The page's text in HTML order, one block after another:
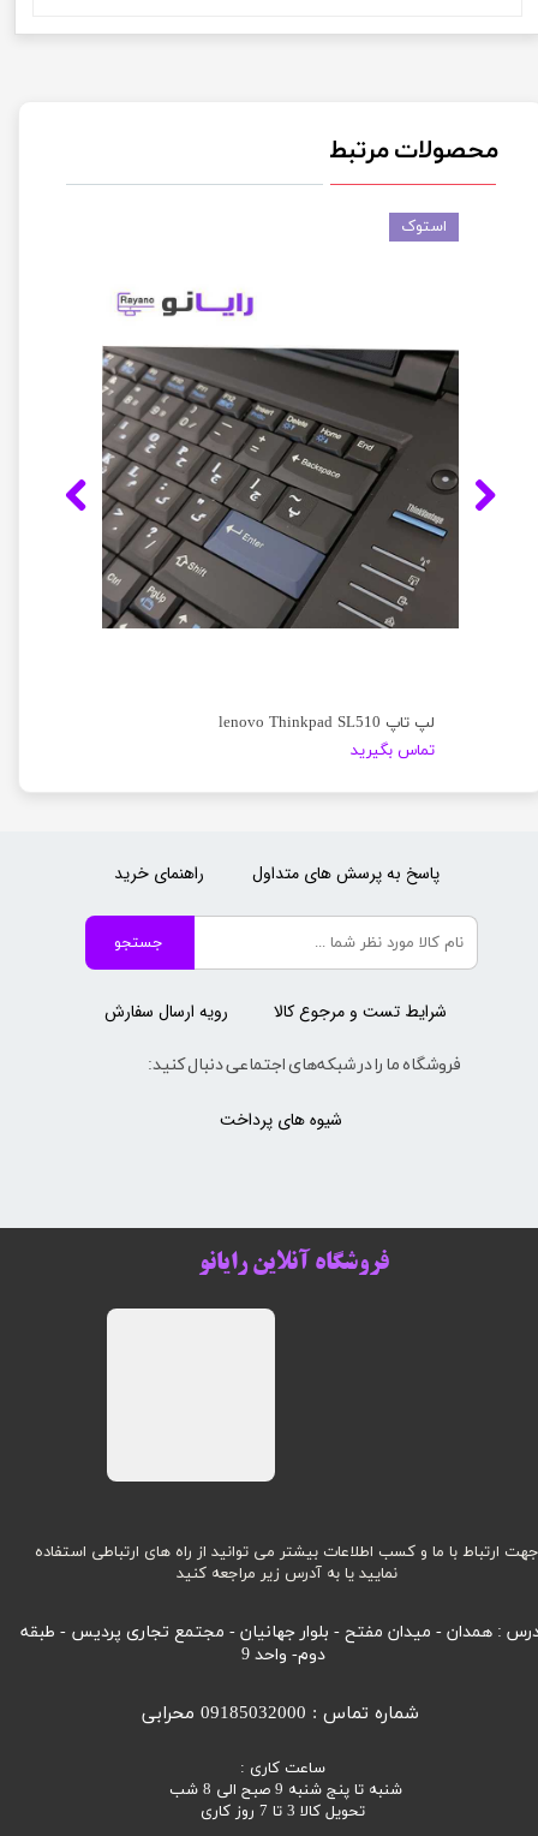
محصولات مرتبط
لپ تاپ lenovo Thinkpad SL510
تماس بگیرید
استوک
جهت ارتباط با ما و کسب اطلاعات بیشتر می توانید از راه های ارتباطی استفاده
نمایید یا به آدرس زیر مراجعه کنید
: همدان - میدان مفتح - بلوار جهانیان - مجتمع تجاری پردیس - طبقه
دوم- واحد 9
ساعت کاری :
شنبه تا پنج شنبه 9 صبح الی 8 شب
تحویل کالا 3 تا 7 روز کاری
شماره تماس : 09185032000 محرابی
فروشگاه آنلاین رایانو
جستجو
فروشگاه ما را در شبکه‌های اجتماعی دنبال کنید:
رویه ارسال سفارش
راهنمای خرید
شیوه های پرداخت
پاسخ به پرسش های متداول
شرایط تست و مرجوع کالا